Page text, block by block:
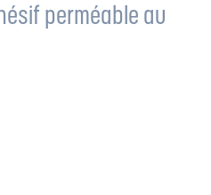
perméable au